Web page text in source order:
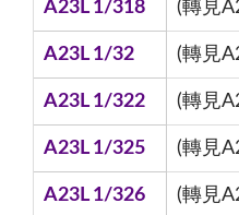
A23L 1/318 (轉見
A23L 1/32 (轉見
A23L 1/322 (轉見
A23L 1/325 (轉見
A23L 1/326 (轉見